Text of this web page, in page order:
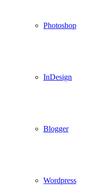
Photoshop
InDesign
Blogger
Wordpress